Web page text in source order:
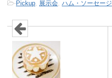
-Pickup 展示会 ハム・ソーセージ